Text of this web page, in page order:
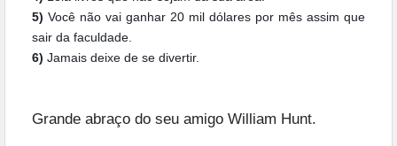
5) Você não vai ganhar 20 mil dólares por mês assim que
sair da faculdade.
6) Jamais deixe de se divertir.
Grande abraço do seu amigo William Hunt.